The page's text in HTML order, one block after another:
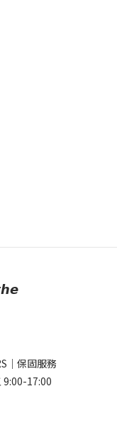
｜ 保固服務
9:00-17:00​